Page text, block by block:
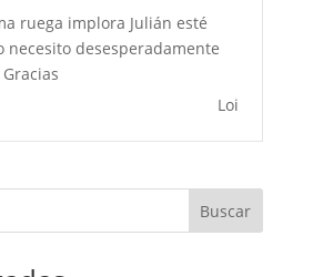
ruega implora Julián esté
necesito desesperadamente
Loi
Buscar